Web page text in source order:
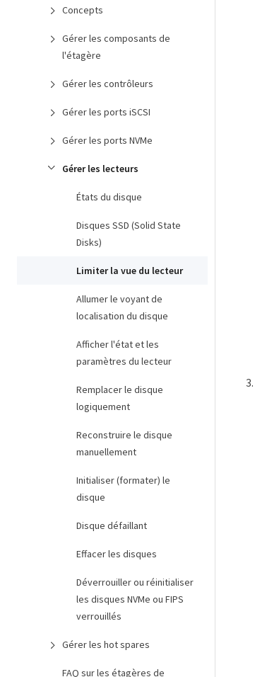
Concepts
Gérer les composants de
l'étagère
Gérer les contrôleurs
Gérer les ports iSCSI
Gérer les ports NVMe
Gérer les lecteurs
États du disque
Disques SSD (Solid State
Disks)
Limiter la vue du lecteur
Allumer le voyant de
localisation du disque
Afficher l'état et les
paramètres du lecteur
Remplacer le disque
logiquement
Reconstruire le disque
manuellement
Initialiser (formater) le
disque
Disque défaillant
Effacer les disques
Déverrouiller ou réinitialiser
les disques NVMe ou FIPS
verrouillés
Gérer les hot spares
FAQ sur les étagères de